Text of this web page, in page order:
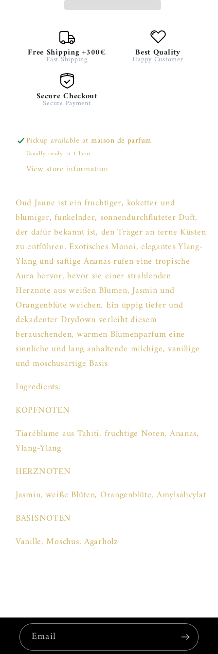
Du
50ml
Free Shipping +300€
Fast Shipping
Best Quality
Happy Customer
Secure Checkout
Secure Payment
Pickup available atmaison de parfum
Usually ready in 1 hour
View store information
Oud Jaune ist ein fruchtiger, koketter und
blumiger, funkelnder, sonnendurchfluteter Duft,
der dafür bekannt ist, den Träger an ferne Küsten
zu entführen. Exotisches Monoi, elegantes Ylang-
Ylang und saftige Ananas rufen eine tropische
Aura hervor, bevor sie einer strahlenden
Herznote aus weißen Blumen, Jasmin und
Orangenblüte weichen. Ein üppig tiefer und
dekadenter Drydown verleiht diesem
berauschenden, warmen Blumenparfum eine
sinnliche und lang anhaltende milchige, vanillige
und moschusartige Basis
Ingredients:
KOPFNOTEN
Tiaréblume aus Tahiti, fruchtige Noten, Ananas,
Ylang-Ylang
HERZNOTEN
Jasmin, weiße Blüten, Orangenblüte, Amylsalicylat
BASISNOTEN
Vanille, Moschus, Agarholz
Email